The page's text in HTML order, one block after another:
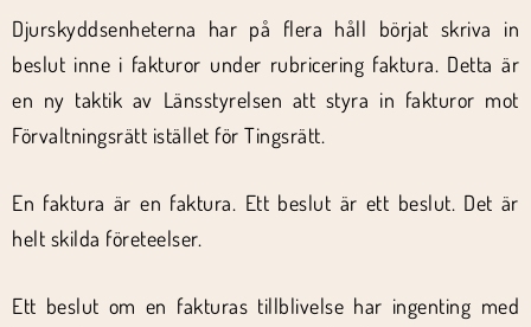
Djurskyddsenheterna har på flera håll börjat skriva in
beslut inne i fakturor under rubricering faktura. Detta är
en ny taktik av Länsstyrelsen att styra in fakturor mot
Förvaltningsrätt istället för Tingsrätt.
En faktura är en faktura. Ett beslut är ett beslut. Det är
helt skilda företeelser.
Ett beslut om en fakturas tillblivelse har ingenting med